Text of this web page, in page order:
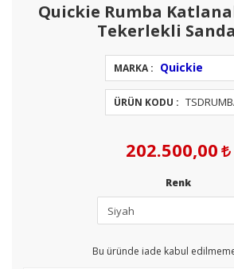
Quickie Rumba
Tekerlekli
MARKA : Quickie
ÜRÜN KODU :
202.500,00
Renk
Bu üründe iade kabul